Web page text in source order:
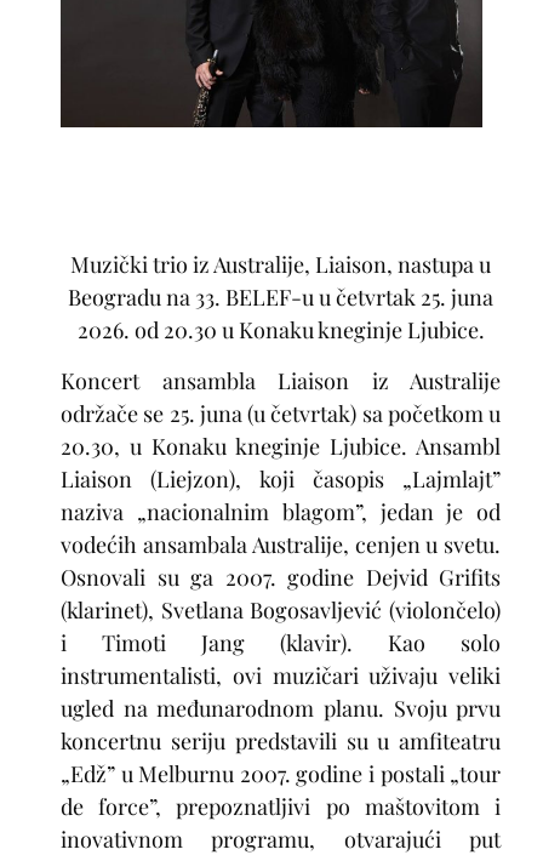
Muzički trio iz Australije, Liaison, nastupa u
Beogradu na 33. BELEF-u u četvrtak 25. juna
2026. od 20.30 u Konaku kneginje Ljubice.
Koncert ansambla Liaison iz Australije
održače se 25. juna (u četvrtak) sa početkom u
20.30, u Konaku kneginje Ljubice. Ansambl
Liaison (Liejzon), koji časopis „Lajmlajt”
naziva „nacionalnim blagom”, jedan je od
vodećih ansambala Australije, cenjen u svetu.
Osnovali su ga 2007. godine Dejvid Grifits
(klarinet), Svetlana Bogosavljević (violončelo)
i Timoti Jang (klavir). Kao solo
instrumentalisti, ovi muzičari uživaju veliki
ugled na međunarodnom planu. Svoju prvu
koncertnu seriju predstavili su u amfiteatru
„Edž” u Melburnu 2007. godine i postali „tour
de force”, prepoznatljivi po maštovitom i
inovativnom programu, otvarajući put